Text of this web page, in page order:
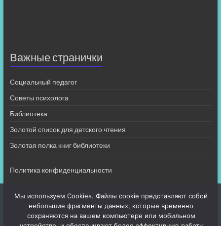
Важные странички
Социальный педагог
Советы психолога
Библиотека
Золотой список для детского чтения
Золотая полка книг библиотеки
Политика конфиденциальности
Мы используем Cookies. Файлы cookie представляют собой
небольшие фрагменты данных, которые временно
сохраняются на вашем компьютере или мобильном